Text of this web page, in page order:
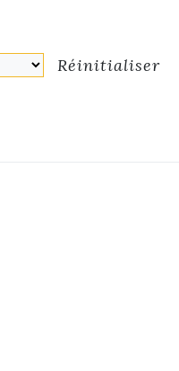
Réinitialiser